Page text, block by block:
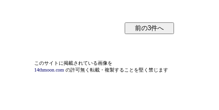
このサイトに掲載されている画像を
14thmoon.com の許可無く転載・複製することを堅く禁じます